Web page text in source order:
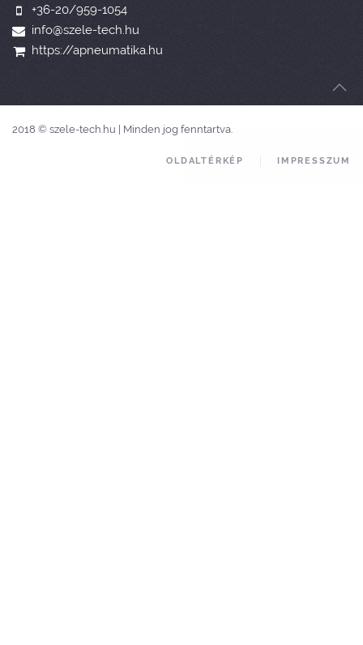
+36-20/959-1054
info@szele-tech.hu
https://apneumatika.hu
2018 © szele-tech.hu | Minden jog fenntartva.
OLDALTÉRKÉP IMPRESSZUM